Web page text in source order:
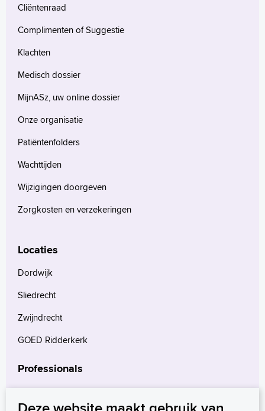
Cliëntenraad
Complimenten of Suggestie
Klachten
Medisch dossier
MijnASz, uw online dossier
Onze organisatie
Patiëntenfolders
Wachttijden
Wijzigingen doorgeven
Zorgkosten en verzekeringen
Locaties
Dordwijk
Sliedrecht
Zwijndrecht
GOED Ridderkerk
Professionals
Verwijzers